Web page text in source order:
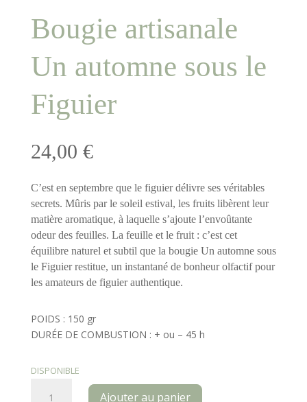
Bougie artisanale
Un automne sous le
Figuier
24,00 €
C’est en septembre que le figuier délivre ses véritables
secrets. Mûris par le soleil estival, les fruits libèrent leur
matière aromatique, à laquelle s’ajoute l’envoûtante
odeur des feuilles. La feuille et le fruit : c’est cet
équilibre naturel et subtil que la bougie Un automne sous
le Figuier restitue, un instantané de bonheur olfactif pour
les amateurs de figuier authentique.
POIDS : 150 gr
DURÉE DE COMBUSTION : + ou – 45 h
DISPONIBLE
Ajouter au panier